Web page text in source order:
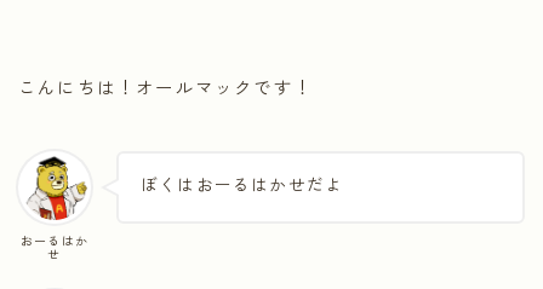
こんにちは！オールマックです！
おーるはか
せ
ぼくはおーるはかせだよ